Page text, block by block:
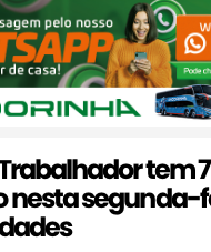
tem
nesta segunda-